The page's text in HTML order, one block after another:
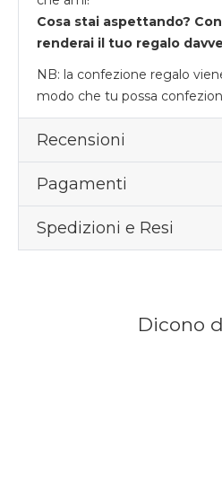
Cosa stai aspettando?
renderai il tuo regalo
NB: la confezione regalo
modo che tu possa
Recensioni
Pagamenti
Spedizioni e Resi
Dicono